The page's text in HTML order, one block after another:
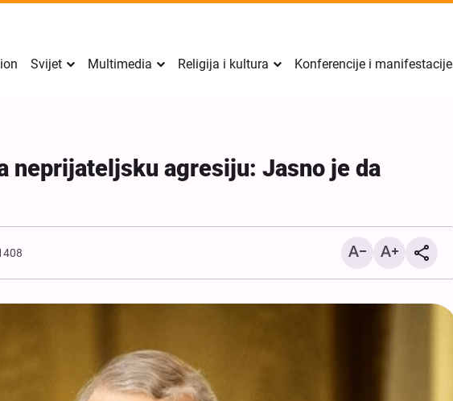
Svijet Multimedia Religija i kultura Konferencije i manifestacije
neprijateljsku agresiju: Jasno je da
Sigurnost Perzijskog zaljeva